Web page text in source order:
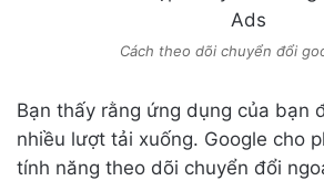
Cách theo dõi chuyển đổi
Bạn thấy rằng ứng dụng của bạn
nhiều lượt tải xuống. Google cho
tính năng theo dõi chuyển đổi